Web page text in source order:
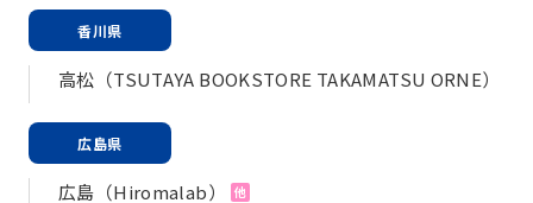
香川県
高松（TSUTAYA BOOKSTORE TAKAMATSU ORNE）
広島県
広島（Hiromalab） 他